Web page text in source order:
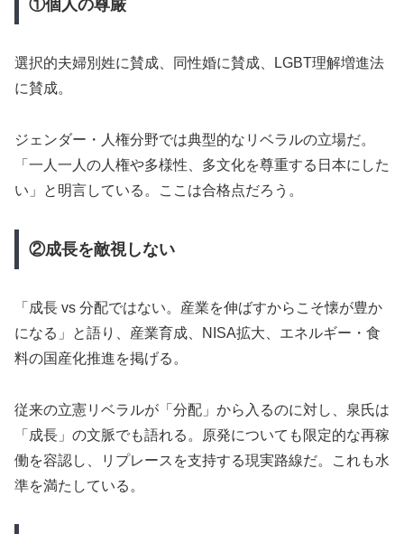
①個人の尊厳
選択的夫婦別姓に賛成、同性婚に賛成、LGBT理解増進法
に賛成。
ジェンダー・人権分野では典型的なリベラルの立場だ。
「一人一人の人権や多様性、多文化を尊重する日本にした
い」と明言している。ここは合格点だろう。
②成長を敵視しない
「成長 vs 分配ではない。産業を伸ばすからこそ懐が豊か
になる」と語り、産業育成、NISA拡大、エネルギー・食
料の国産化推進を掲げる。
従来の立憲リベラルが「分配」から入るのに対し、泉氏は
「成長」の文脈でも語れる。原発についても限定的な再稼
働を容認し、リプレースを支持する現実路線だ。これも水
準を満たしている。